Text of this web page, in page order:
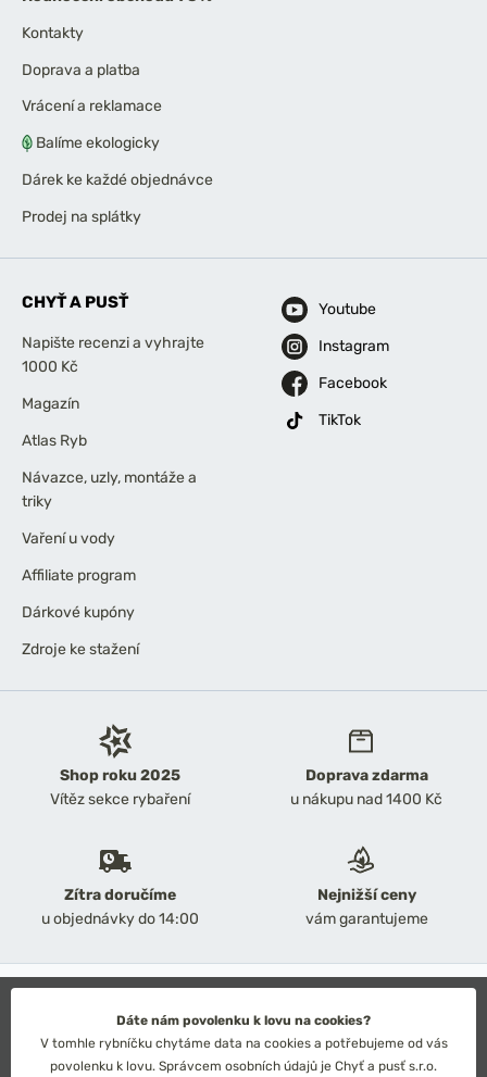
Shop roku 2025
Vítěz sekce rybaření
Doprava zdarma
u nákupu nad 1400 Kč
Zítra doručíme
u objednávky do 14:00
Nejnižší ceny
vám garantujeme
Kontakty
Doprava a platba
Vrácení a reklamace
Balíme ekologicky
Dárek ke každé objednávce
Prodej na splátky
CHYŤ A PUSŤ
Napište recenzi a vyhrajte
1000 Kč
Magazín
Atlas Ryb
Návazce, uzly, montáže a
triky
Vaření u vody
Affiliate program
Dárkové kupóny
Zdroje ke stažení
Youtube
Instagram
Facebook
TikTok
Obchodní podmínky
Ochrana osobních údajů
Technické řešení: Simplia s.r.o.
Dáte nám povolenku k lovu na cookies?
V tomhle rybníčku chytáme data na cookies a potřebujeme od vás
povolenku k lovu. Správcem osobních údajů je Chyť a pusť s.r.o.